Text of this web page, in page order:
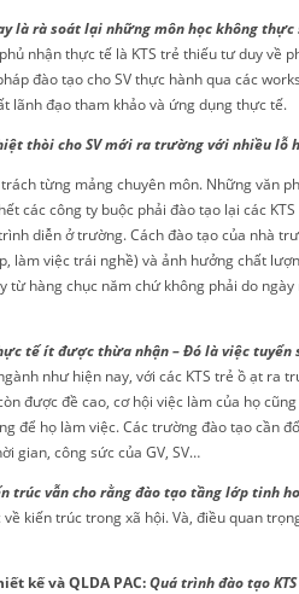
là rà soát lại những môn học không
nhận thực tế là KTS trẻ thiếu tư duy về
đào tạo cho SV thực hành qua các
lãnh đạo tham khảo và ứng dụng thực tế.
thòi cho SV mới ra trường với nhiều lỗ
từng mảng chuyên môn. Những văn
các công ty buộc phải đào tạo lại các
diễn ở trường. Cách đào tạo của nhà
làm việc trái nghề) và ảnh hưởng chất
hàng chục năm chứ không phải do
tế ít được thừa nhận – Đó là việc tuyển
như hiện nay, với các KTS trẻ ồ ạt
được đề cao, cơ hội việc làm của họ
để họ làm việc. Các trường đào tạo
gian, công sức của GV, SV…
trúc vẫn cho rằng đào tạo tầng lớp tinh
kiến trúc trong xã hội. Và, điều quan
kế và QLDA PAC:Quá trình đào tạo